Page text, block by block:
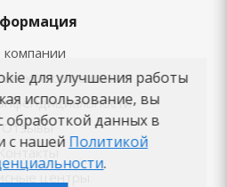
соглашение
Отзывы
центры
для улучшения работы
использование, вы
обработкой данных в
с нашей Политикой
.